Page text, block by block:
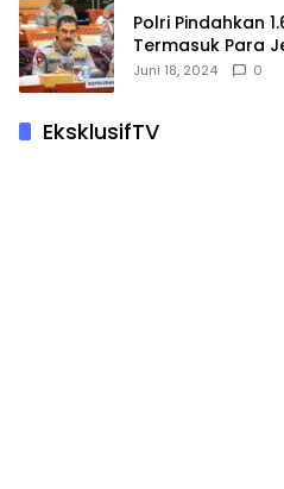
Polri Pindahkan
Termasuk Para
Juni 18, 2024 0
EksklusifTV